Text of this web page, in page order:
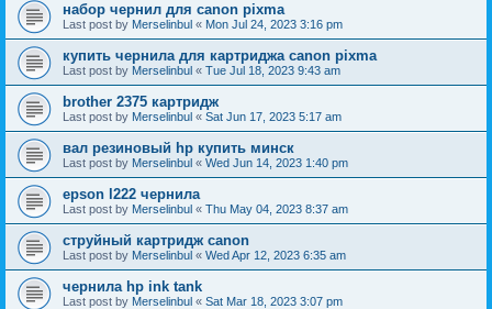
набор чернил для canon pixma
Last post by Merselinbul « Mon Jul 24, 2023 3:16 pm
купить чернила для картриджа canon pixma
Last post by Merselinbul « Tue Jul 18, 2023 9:43 am
brother 2375 картридж
Last post by Merselinbul « Sat Jun 17, 2023 5:17 am
вал резиновый hp купить минск
Last post by Merselinbul « Wed Jun 14, 2023 1:40 pm
epson l222 чернила
Last post by Merselinbul « Thu May 04, 2023 8:37 am
струйный картридж canon
Last post by Merselinbul « Wed Apr 12, 2023 6:35 am
чернила hp ink tank
Last post by Merselinbul « Sat Mar 18, 2023 3:07 pm